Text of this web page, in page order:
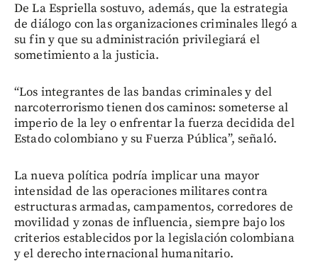
De La Espriella sostuvo, además, que la estrategia
de diálogo con las organizaciones criminales llegó a
su fin y que su administración privilegiará el
sometimiento a la justicia.
“Los integrantes de las bandas criminales y del
narcoterrorismo tienen dos caminos: someterse al
imperio de la ley o enfrentar la fuerza decidida del
Estado colombiano y su Fuerza Pública”, señaló.
La nueva política podría implicar una mayor
intensidad de las operaciones militares contra
estructuras armadas, campamentos, corredores de
movilidad y zonas de influencia, siempre bajo los
criterios establecidos por la legislación colombiana
y el derecho internacional humanitario.